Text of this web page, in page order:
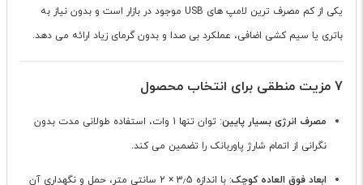
یکی از کم مصرف ترین لامپ های USB موجود در بازار است و بدون نیاز به
باتری یا سیم کشی اضافی، عملکرد بی صدا و بدون گرمای زیاد ارائه می دهد.
7 مزیت منطقی برای انتخاب محصول
مصرف انرژی بسیار پایین
: توان تنها 1 وات، استفاده طولانی مدت بدون
نگرانی از اتمام شارژ پاوربانک را تضمین می کند.
ابعاد فوق العاده کوچک
: با اندازه 3٫5 × 2 سانتی متر، حمل و نگهداری آن